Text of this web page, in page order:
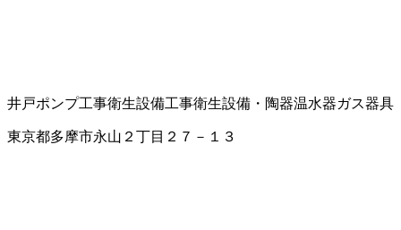
井戸ポンプ工事衛生設備工事衛生設備・陶器温水器ガス器具
東京都多摩市永山２丁目２７－１３